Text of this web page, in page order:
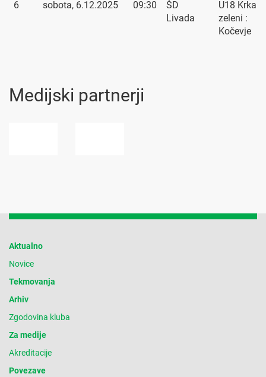
6 sobota, 6.12.2025 09:30
ŠD
Livada
U18 Krka
zeleni :
Kočevje
Medijski partnerji
Aktualno
Novice
Tekmovanja
Arhiv
Zgodovina kluba
Za medije
Akreditacije
Povezave